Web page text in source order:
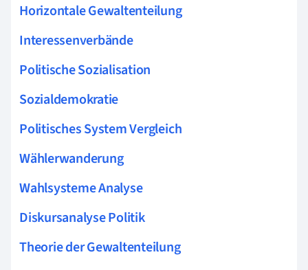
Horizontale Gewaltenteilung
Interessenverbände
Politische Sozialisation
Sozialdemokratie
Politisches System Vergleich
Wählerwanderung
Wahlsysteme Analyse
Diskursanalyse Politik
Theorie der Gewaltenteilung